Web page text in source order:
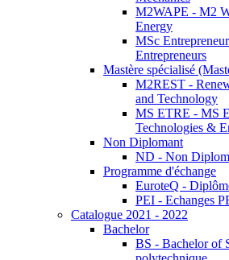
M2WAPE - M2
Energy
MSc
Entrepreneurs
Mastère spécialisé
M2REST -
and Technology
MS ETRE - MS
Technologies &
Non Diplomant
ND - Non
Programme d'échange
EuroteQ -
PEI - Echanges
Catalogue 2021 - 2022
Bachelor
BS - Bachelor of